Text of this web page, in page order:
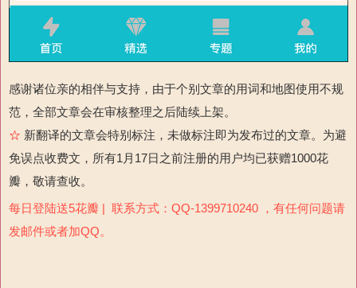
感谢诸位亲的相伴与支持，由于个别文章的用词和地图使用不规
范，全部文章会在审核整理之后陆续上架。
☆ 新翻译的文章会特别标注，未做标注即为发布过的文章。为避
免误点收费文，所有1月17日之前注册的用户均已获赠1000花
瓣，敬请查收。
每日登陆送5花瓣 | 联系方式：QQ-1399710240 ，有任何问题请
发邮件或者加QQ。